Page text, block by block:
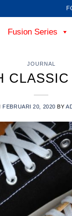
Fusion Series
JOURNAL
FEBRUARI 20, 2020 BY